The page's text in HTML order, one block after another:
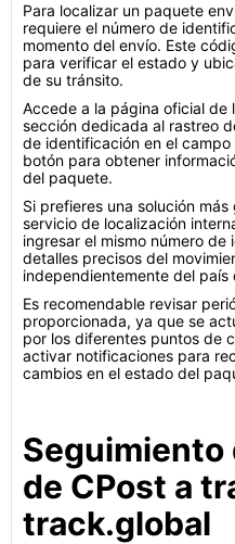
Para localizar un paquete
requiere el número de
momento del envío. Este
para verificar el estado y
de su tránsito.
Accede a la página oficial de
sección dedicada al rastreo
de identificación en el
botón para obtener
del paquete.
Si prefieres una solución
servicio de localización
ingresar el mismo número
detalles precisos del
independientemente del país
Es recomendable revisar
proporcionada, ya que se
por los diferentes puntos de
activar notificaciones para
cambios en el estado del
Seguimiento
de CPost a
track.global